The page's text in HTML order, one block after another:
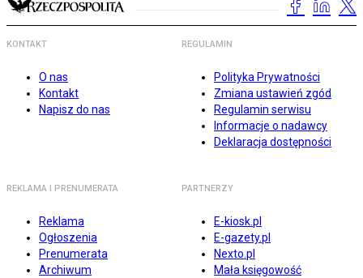
KONTAKT
O nas
Kontakt
Napisz do nas
REGULAMIN
Polityka Prywatności
Zmiana ustawień zgód
Regulamin serwisu
Informacje o nadawcy
Deklaracja dostępności
REKLAMA I PRENUMERATA
Reklama
Ogłoszenia
Prenumerata
Archiwum
PARTNERZY
E-kiosk.pl
E-gazety.pl
Nexto.pl
Mała księgowość